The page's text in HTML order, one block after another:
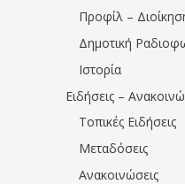
Προφίλ –
Δημοτική
Ιστορία
Ειδήσεις –
Τοπικές Ειδήσεις
Μεταδόσεις
Ανακοινώσεις